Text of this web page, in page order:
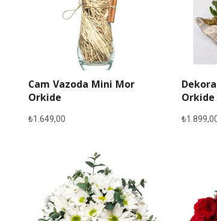
Cam Vazoda Mini Mor
Orkide
₺1.649,00 ₺